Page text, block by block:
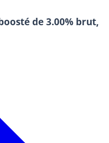
de 3.00% brut,